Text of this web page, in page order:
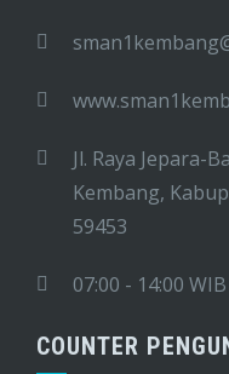
Jl. Raya Jepara-
Kembang,
59453
07:00 - 14:00 WIB
COUNTER